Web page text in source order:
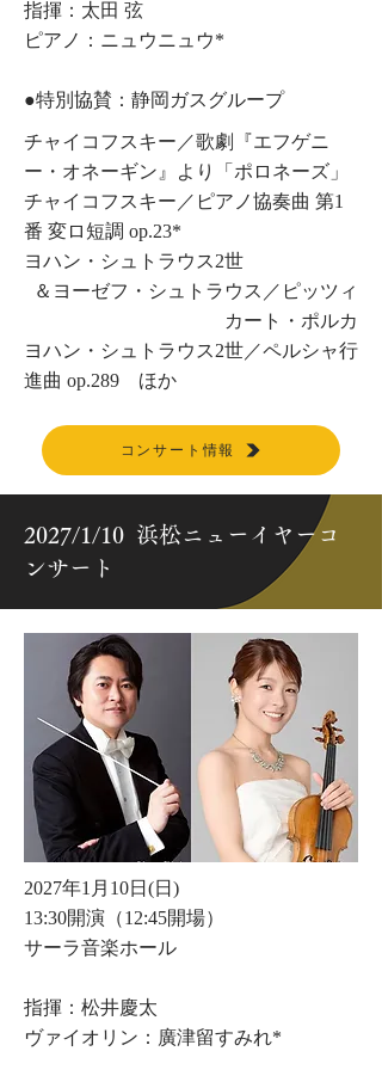
指揮：太田 弦
ピアノ：ニュウニュウ*
​●特別協賛：静岡ガスグループ
チャイコフスキー／歌劇『エフゲニ
ー・オネーギン』より「ポロネーズ」
チャイコフスキー／ピアノ協奏曲 第1
番 変ロ短調 op.23*
ヨハン・シュトラウス2世
＆ヨーゼフ・シュトラウス／ピッツィ
カート・ポルカ
ヨハン・シュトラウス2世／ペルシャ行
進曲 op.289 ほか
コンサート情報
2027/1/10 浜松ニューイヤーコ
ンサート
2027年1月10日(日)
13:30開演（12:45開場）
サーラ音楽ホール
指揮：松井慶太
ヴァイオリン：廣津留すみれ*